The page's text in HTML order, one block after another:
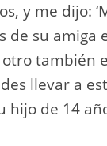
y me dijo:
de su amiga
otro también
llevar a
hijo de 14